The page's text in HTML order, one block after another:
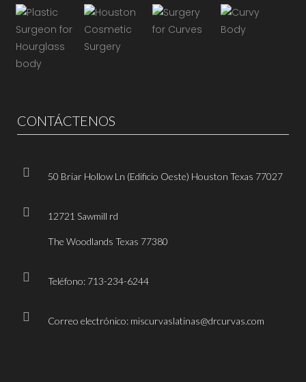
CONTÁCTENOS
50 Briar Hollow Ln (Edificio Oeste) Houston Texas 77027
12721 Sawmill rd
The Woodlands Texas 77380
Teléfono: 713-234-6244
Correo electrónico: miscurvaslatinas@drcurvas.com